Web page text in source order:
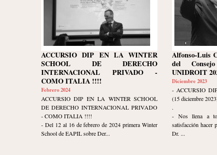
ACCURSIO DIP EN LA WINTER
SCHOOL DE DERECHO
INTERNACIONAL PRIVADO -
COMO ITALIA !!!!
Febrero 2024
ACCURSIO DIP EN LA WINTER SCHOOL
DE DERECHO INTERNACIONAL PRIVADO
- COMO ITALIA !!!!
- Del 12 al 16 de febrero de 2024 primera Winter
School de EAPIL sobre Der...
Alfonso-Luis
del
UNIDROIT
Diciembre 2023
- ACCURSIO
(15 diciembre
.
- Nos llena a
satisfacción
Dr. ...